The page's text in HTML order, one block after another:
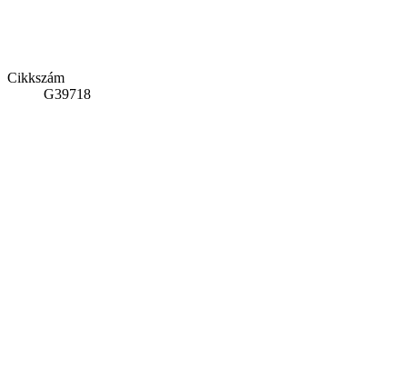
Cikkszám
G39718